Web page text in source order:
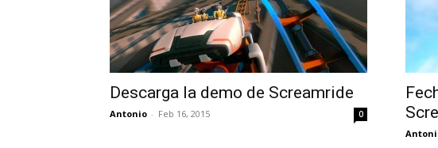
Descarga la demo de Screamride
Antonio - Feb 16, 2015 0